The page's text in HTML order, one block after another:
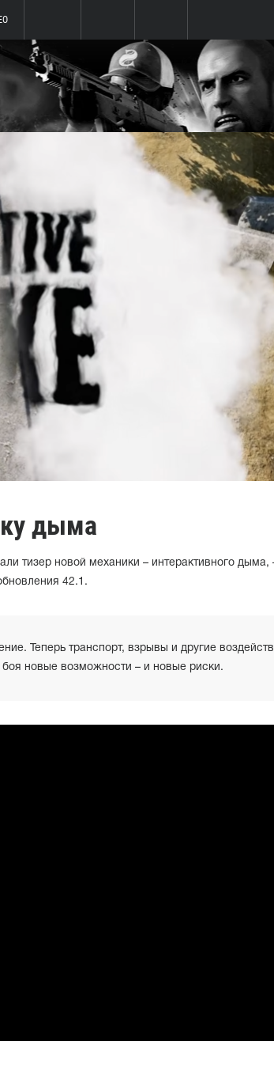
дыма
тизер новой механики – интерактивного дыма,
42.1.
Теперь транспорт, взрывы и другие
новые возможности – и новые риски.